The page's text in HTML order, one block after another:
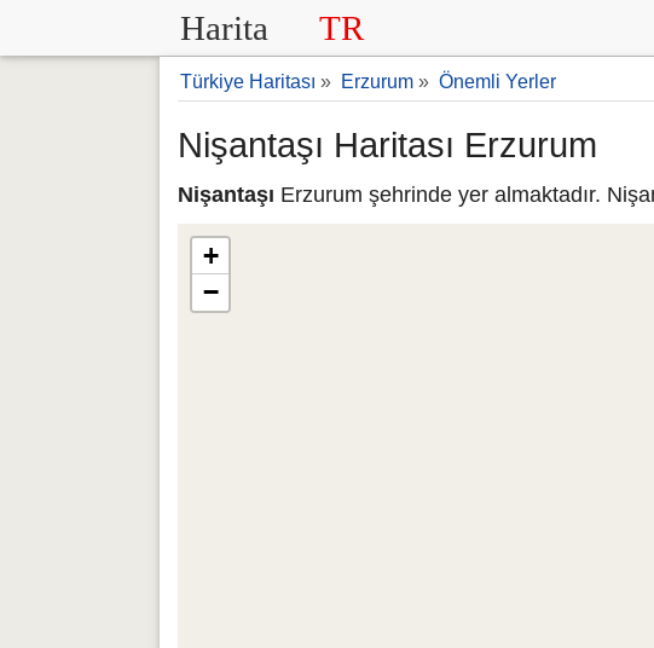
Harita TR
Türkiye Haritası » Erzurum » Önemli Yerler
Nişantaşı Haritası Erzurum
Nişantaşı Erzurum şehrinde yer almaktadır.
+
−